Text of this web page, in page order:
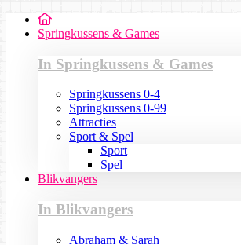
Springkussens & Games
In Springkussens & Games
Springkussens 0-4
Springkussens 0-99
Attracties
Sport & Spel
Sport
Spel
Blikvangers
In Blikvangers
Abraham & Sarah